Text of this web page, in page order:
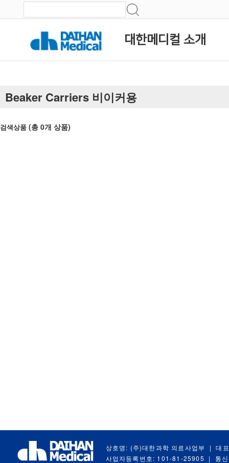
대한메디컬 소개
Beaker Carriers 비이커용
검색상품 (총 0개 상품)
상호명: (주)대한과학 의료사업부 |
대
사업자등록번호: 101-81-25905
| 통